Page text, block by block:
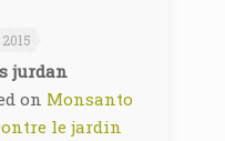
jurdan
on Monsanto
le jardin